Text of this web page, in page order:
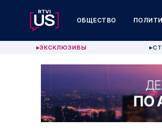
ОБЩЕСТВО
▶ЭКСКЛЮЗИВЫ ▶